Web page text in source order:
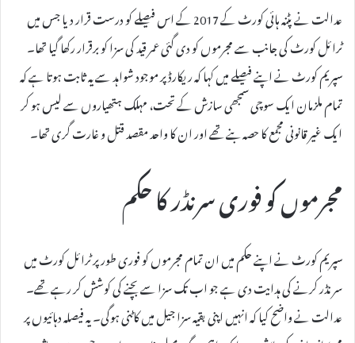
عدالت نے پٹنہ ہائی کورٹ کے 2017 کے اس فیصلے کو درست قرار دیا جس میں
ٹرائل کورٹ کی جانب سے مجرموں کو دی گئی عمر قید کی سزا کو برقرار رکھا گیا تھا۔
سپریم کورٹ نے اپنے فیصلے میں کہا کہ ریکارڈ پر موجود شواہد سے یہ ثابت ہوتا ہے کہ
تمام ملزمان ایک سوچی سمجھی سازش کے تحت، مہلک ہتھیاروں سے لیس ہو کر
ایک غیر قانونی مجمع کا حصہ بنے تھے اور ان کا واحد مقصد قتل و غارت گری تھا۔
مجرموں کو فوری سرنڈر کا حکم
سپریم کورٹ نے اپنے حکم میں ان تمام مجرموں کو فوری طور پر ٹرائل کورٹ میں
سرنڈر کرنے کی ہدایت دی ہے جو اب تک سزا سے بچنے کی کوشش کر رہے تھے۔
عدالت نے واضح کیا کہ انہیں اپنی بقیہ سزا جیل میں کاٹنی ہوگی۔ یہ فیصلہ دہائیوں پر